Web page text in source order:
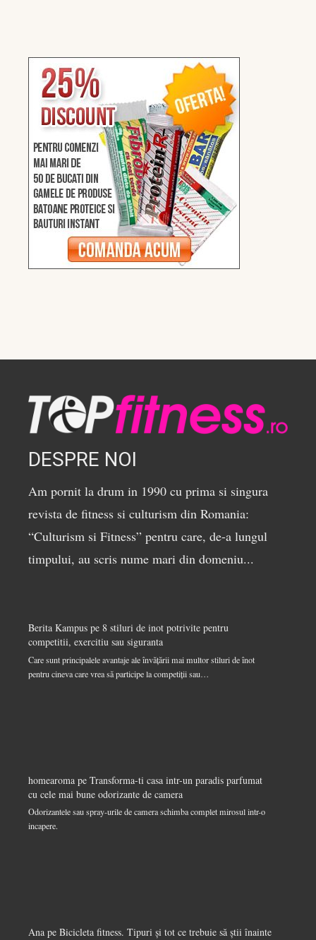
DESPRE NOI
Am pornit la drum in 1990 cu prima si singura
revista de fitness si culturism din Romania:
“Culturism si Fitness” pentru care, de-a lungul
timpului, au scris nume mari din domeniu...
Berita Kampus pe 8 stiluri de inot potrivite pentru
competitii, exercitiu sau siguranta
Care sunt principalele avantaje ale învățării mai multor stiluri de înot
pentru cineva care vrea să participe la competiții sau…
homearoma pe Transforma-ti casa intr-un paradis parfumat
cu cele mai bune odorizante de camera
Odorizantele sau spray-urile de camera schimba complet mirosul intr-o
incapere.
Ana pe Bicicleta fitness. Tipuri și tot ce trebuie să știi înainte